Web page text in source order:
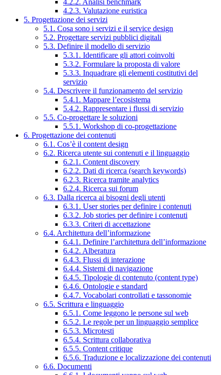
4.2.2. Analisi benchmark
4.2.3. Valutazione euristica
5. Progettazione dei servizi
5.1. Cosa sono i servizi e il service design
5.2. Progettare servizi pubblici digitali
5.3. Definire il modello di servizio
5.3.1. Identificare gli attori coinvolti
5.3.2. Formulare la proposta di valore
5.3.3. Inquadrare gli elementi costitutivi del
servizio
5.4. Descrivere il funzionamento del servizio
5.4.1. Mappare l’ecosistema
5.4.2. Rappresentare i flussi di servizio
5.5. Co-progettare le soluzioni
5.5.1. Workshop di co-progettazione
6. Progettazione dei contenuti
6.1. Cos’è il content design
6.2. Ricerca utente sui contenuti e il linguaggio
6.2.1. Content discovery
6.2.2. Dati di ricerca (search keywords)
6.2.3. Ricerca tramite analytics
6.2.4. Ricerca sui forum
6.3. Dalla ricerca ai bisogni degli utenti
6.3.1. User stories per definire i contenuti
6.3.2. Job stories per definire i contenuti
6.3.3. Criteri di accettazione
6.4. Architettura dell’informazione
6.4.1. Definire l’architettura dell’informazione
6.4.2. Alberatura
6.4.3. Flussi di interazione
6.4.4. Sistemi di navigazione
6.4.5. Tipologie di contenuto (content type)
6.4.6. Ontologie e standard
6.4.7. Vocabolari controllati e tassonomie
6.5. Scrittura e linguaggio
6.5.1. Come leggono le persone sul web
6.5.2. Le regole per un linguaggio semplice
6.5.3. Microtesti
6.5.4. Scrittura collaborativa
6.5.5. Content critique
6.5.6. Traduzione e localizzazione dei contenuti
6.6. Documenti